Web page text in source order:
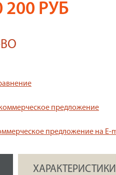
200 РУБ
предложение
предложение на E-
ХАРАКТЕРИСТИКИ